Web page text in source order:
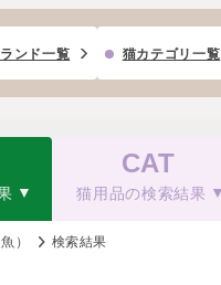
ンド一覧 猫カテゴリ一覧
CAT
猫用品の検索結果
） 検索結果